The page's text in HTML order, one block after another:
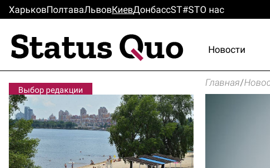
ХарьковПолтаваЛьвовКиевДонбассST#STО нас
Новости
Выбор редакции
Главная/